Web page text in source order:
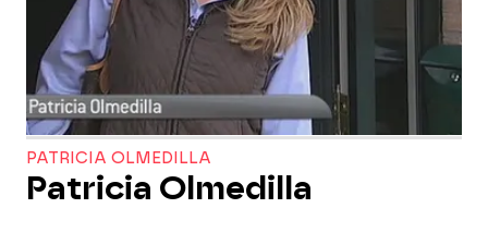
PATRICIA OLMEDILLA
Patricia Olmedilla